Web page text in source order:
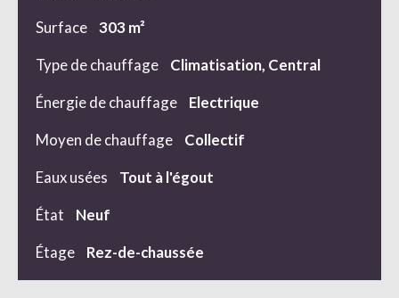
Surface
303 m²
Type de chauffage
Climatisation, Central
Énergie de chauffage
Electrique
Moyen de chauffage
Collectif
Eaux usées
Tout à l'égout
État
Neuf
Étage
Rez-de-chaussée